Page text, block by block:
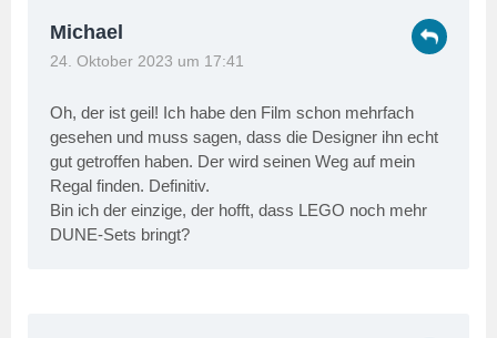
Michael
24. Oktober 2023 um 17:41
Oh, der ist geil! Ich habe den Film schon mehrfach
gesehen und muss sagen, dass die Designer ihn echt
gut getroffen haben. Der wird seinen Weg auf mein
Regal finden. Definitiv.
Bin ich der einzige, der hofft, dass LEGO noch mehr
DUNE-Sets bringt?